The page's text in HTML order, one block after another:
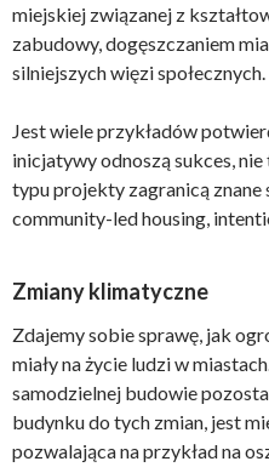
miejskiej związanej z
zabudowy, dogęszczaniem
silniejszych więzi społecznych.
Jest wiele przykładów
inicjatywy odnoszą sukces,
typu projekty zagranicą znane
community-led housing,
Zmiany klimatyczne
Zdajemy sobie sprawę, jak
miały na życie ludzi w
samodzielnej budowie
budynku do tych zmian, jest
pozwalająca na przykład na